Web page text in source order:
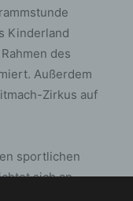
Kinderland
des
Außerdem
Zirkus auf
sportlichen
sich an
zehn Ladys